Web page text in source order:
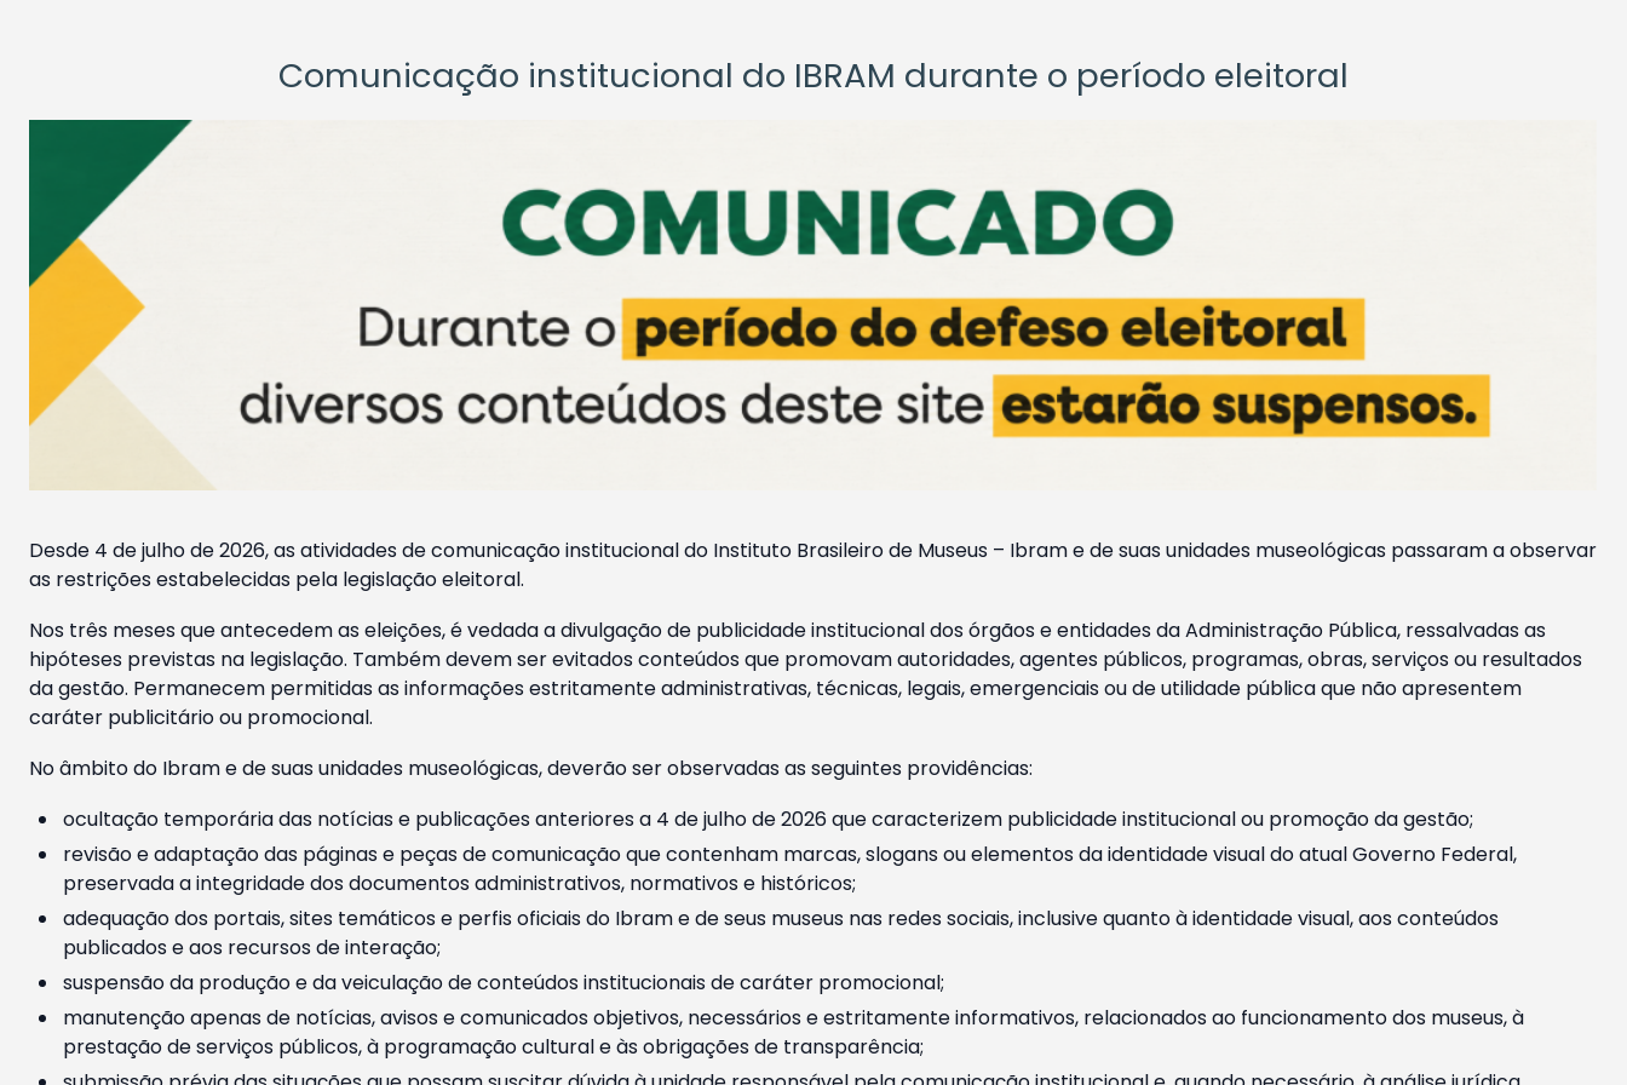
Comunicação institucional do IBRAM durante o período eleitoral
Desde 4 de julho de 2026, as atividades de comunicação institucional do Instituto Brasileiro de Museus – Ibram e de suas unidades museológicas passaram a observar
as restrições estabelecidas pela legislação eleitoral.
Nos três meses que antecedem as eleições, é vedada a divulgação de publicidade institucional dos órgãos e entidades da Administração Pública, ressalvadas as
hipóteses previstas na legislação. Também devem ser evitados conteúdos que promovam autoridades, agentes públicos, programas, obras, serviços ou resultados
da gestão. Permanecem permitidas as informações estritamente administrativas, técnicas, legais, emergenciais ou de utilidade pública que não apresentem
caráter publicitário ou promocional.
No âmbito do Ibram e de suas unidades museológicas, deverão ser observadas as seguintes providências:
ocultação temporária das notícias e publicações anteriores a 4 de julho de 2026 que caracterizem publicidade institucional ou promoção da gestão;
revisão e adaptação das páginas e peças de comunicação que contenham marcas, slogans ou elementos da identidade visual do atual Governo Federal,
preservada a integridade dos documentos administrativos, normativos e históricos;
adequação dos portais, sites temáticos e perfis oficiais do Ibram e de seus museus nas redes sociais, inclusive quanto à identidade visual, aos conteúdos
publicados e aos recursos de interação;
suspensão da produção e da veiculação de conteúdos institucionais de caráter promocional;
manutenção apenas de notícias, avisos e comunicados objetivos, necessários e estritamente informativos, relacionados ao funcionamento dos museus, à
prestação de serviços públicos, à programação cultural e às obrigações de transparência;